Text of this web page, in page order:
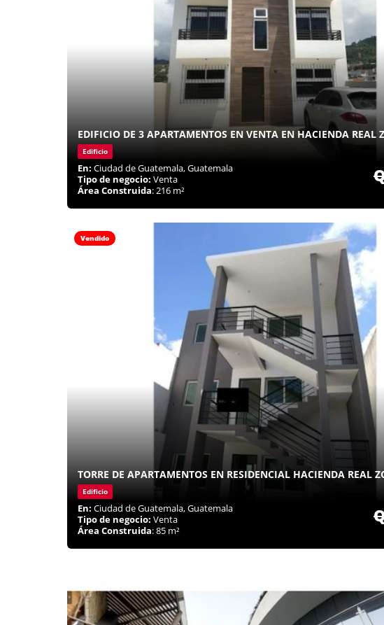
EDIFICIO DE 3 APARTAMENTOS EN VENTA EN HACIENDA REAL
Edificio
En: Ciudad de Guatemala, Guatemala
Tipo de negocio: Venta
Área Construida: 216 m²
Vendido
TORRE DE APARTAMENTOS EN RESIDENCIAL HACIENDA REAL
Edificio
En: Ciudad de Guatemala, Guatemala
Tipo de negocio: Venta
Área Construida: 85 m²